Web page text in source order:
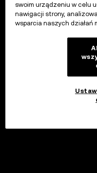
swoim urządzeniu w celu
nawigacji strony,
wsparcia naszych działań